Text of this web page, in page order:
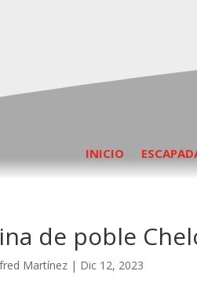
INICIO
de poble
Martínez | Dic 12, 2023